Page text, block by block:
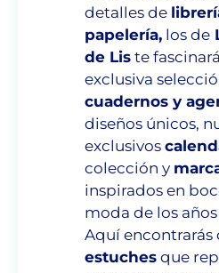
detalles de
papelería, los de
de Lis te
exclusiva
cuadernos y
diseños únicos,
exclusivos
colección y
inspirados en
moda de los años
Aquí encontrarás
estuches que